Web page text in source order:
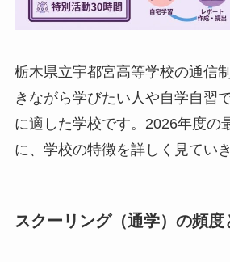
栃木県立宇都宮高等学校の通信
きながら学びたい人や自学自習
に適した学校です。2026年度の
に、学校の特徴を詳しく見てい
スクーリング（通学）の頻